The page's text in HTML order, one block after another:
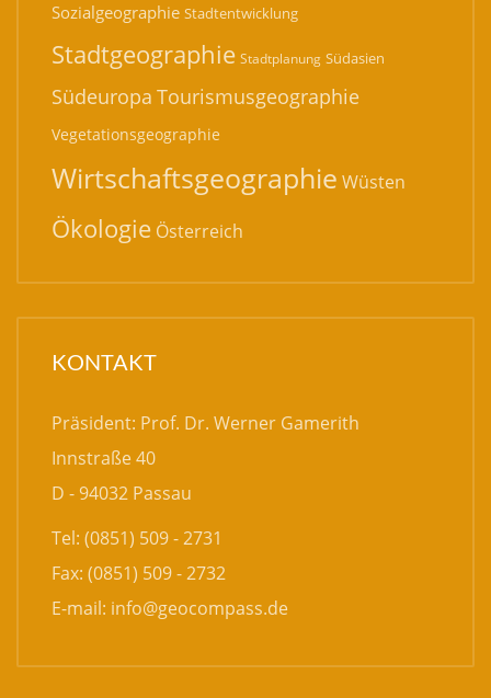
Sozialgeographie Stadtentwicklung
Stadtgeographie Stadtplanung Südasien
Südeuropa Tourismusgeographie
Vegetationsgeographie
Wirtschaftsgeographie Wüsten
Ökologie Österreich
KONTAKT
Präsident: Prof. Dr. Werner Gamerith
Innstraße 40
D - 94032 Passau
Tel: (0851) 509 - 2731
Fax: (0851) 509 - 2732
E-mail: info@geocompass.de